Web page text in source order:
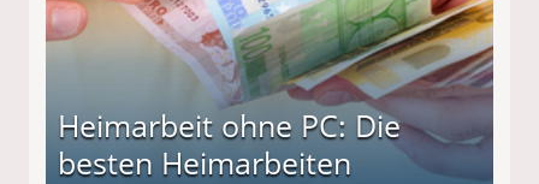
Heimarbeit ohne PC: Die
besten Heimarbeiten